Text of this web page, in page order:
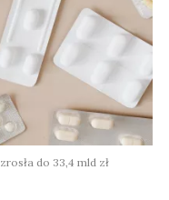
do 33,4 mld zł